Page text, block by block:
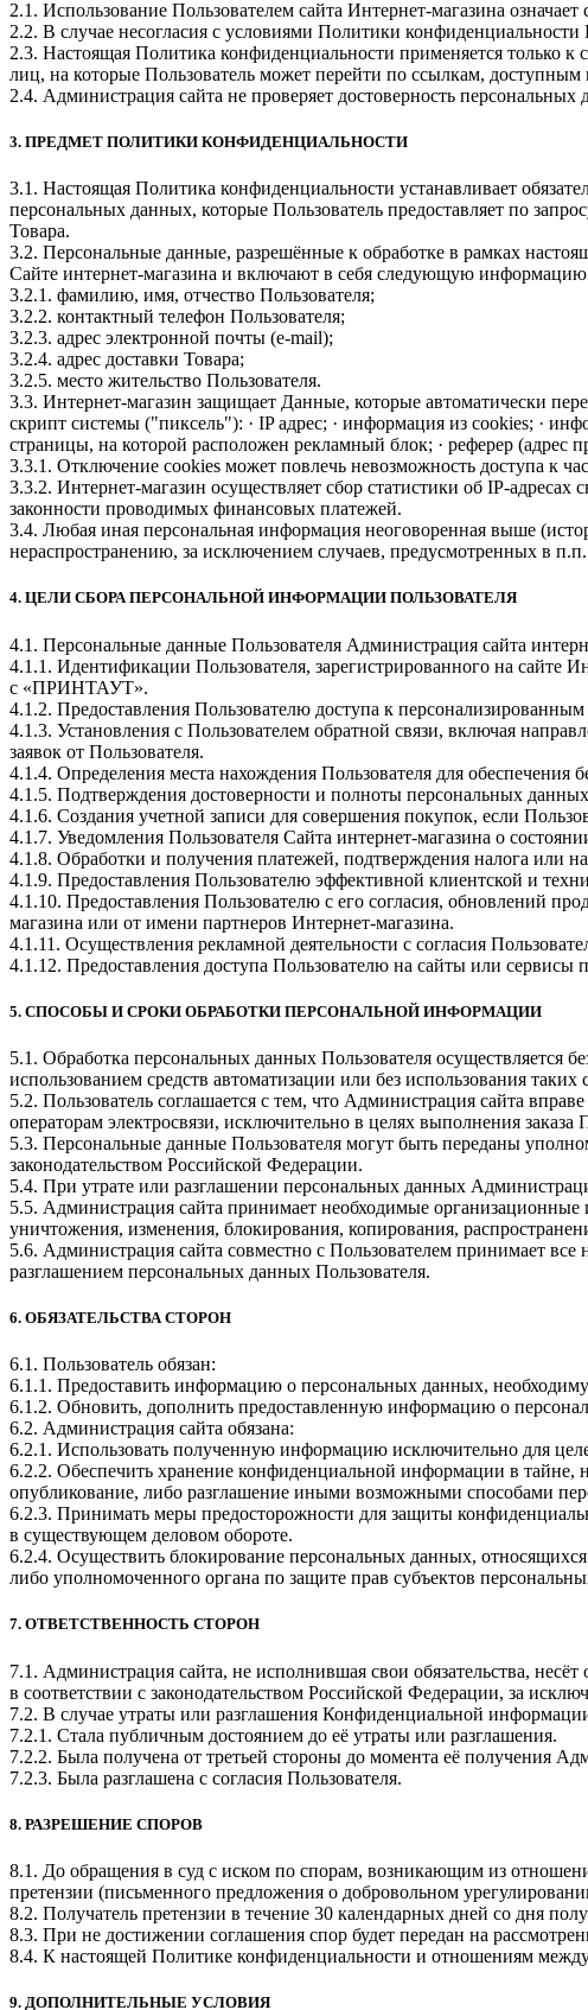
2.1. Использование Пользователем сайта Интернет-магазина
2.2. В случае несогласия с условиями Политики
2.3. Настоящая Политика конфиденциальности применяется только
лиц, на которые Пользователь может перейти по ссылкам, доступным
2.4. Администрация сайта не проверяет достоверность
3. ПРЕДМЕТ ПОЛИТИКИ КОНФИДЕНЦИАЛЬНОСТИ
3.1. Настоящая Политика конфиденциальности устанавливает
персональных данных, которые Пользователь предоставляет по
Товара.
3.2. Персональные данные, разрешённые к обработке в рамках
Сайте интернет-магазина и включают в себя следующую
3.2.1. фамилию, имя, отчество Пользователя;
3.2.2. контактный телефон Пользователя;
3.2.3. адрес электронной почты (e-mail);
3.2.4. адрес доставки Товара;
3.2.5. место жительство Пользователя.
3.3. Интернет-магазин защищает Данные, которые автоматически
скрипт системы ("пиксель"): · IP адрес; · информация из cookies; ·
страницы, на которой расположен рекламный блок; · реферер (адрес
3.3.1. Отключение cookies может повлечь невозможность доступа к
3.3.2. Интернет-магазин осуществляет сбор статистики об IP-
законности проводимых финансовых платежей.
3.4. Любая иная персональная информация неоговоренная выше
нераспространению, за исключением случаев, предусмотренных в
4. ЦЕЛИ СБОРА ПЕРСОНАЛЬНОЙ ИНФОРМАЦИИ ПОЛЬЗОВАТЕЛЯ
4.1. Персональные данные Пользователя Администрация сайта
4.1.1. Идентификации Пользователя, зарегистрированного на сайте
с «ПРИНТАУТ».
4.1.2. Предоставления Пользователю доступа к
4.1.3. Установления с Пользователем обратной связи, включая
заявок от Пользователя.
4.1.4. Определения места нахождения Пользователя для обеспечения
4.1.5. Подтверждения достоверности и полноты персональных
4.1.6. Создания учетной записи для совершения покупок, если
4.1.7. Уведомления Пользователя Сайта интернет-магазина о
4.1.8. Обработки и получения платежей, подтверждения налога или
4.1.9. Предоставления Пользователю эффективной клиентской и
4.1.10. Предоставления Пользователю с его согласия, обновлений
магазина или от имени партнеров Интернет-магазина.
4.1.11. Осуществления рекламной деятельности с согласия
4.1.12. Предоставления доступа Пользователю на сайты или
5. СПОСОБЫ И СРОКИ ОБРАБОТКИ ПЕРСОНАЛЬНОЙ ИНФОРМАЦИИ
5.1. Обработка персональных данных Пользователя
использованием средств автоматизации или без использования таких
5.2. Пользователь соглашается с тем, что Администрация сайта
операторам электросвязи, исключительно в целях выполнения
5.3. Персональные данные Пользователя могут быть переданы
законодательством Российской Федерации.
5.4. При утрате или разглашении персональных данных
5.5. Администрация сайта принимает необходимые
уничтожения, изменения, блокирования, копирования,
5.6. Администрация сайта совместно с Пользователем принимает
разглашением персональных данных Пользователя.
6. ОБЯЗАТЕЛЬСТВА СТОРОН
6.1. Пользователь обязан:
6.1.1. Предоставить информацию о персональных данных,
6.1.2. Обновить, дополнить предоставленную информацию о
6.2. Администрация сайта обязана:
6.2.1. Использовать полученную информацию исключительно для
6.2.2. Обеспечить хранение конфиденциальной информации в тайне,
опубликование, либо разглашение иными возможными способами
6.2.3. Принимать меры предосторожности для защиты
в существующем деловом обороте.
6.2.4. Осуществить блокирование персональных данных,
либо уполномоченного органа по защите прав субъектов
7. ОТВЕТСТВЕННОСТЬ СТОРОН
7.1. Администрация сайта, не исполнившая свои обязательства,
в соответствии с законодательством Российской Федерации, за
7.2. В случае утраты или разглашения Конфиденциальной
7.2.1. Стала публичным достоянием до её утраты или разглашения.
7.2.2. Была получена от третьей стороны до момента её получения
7.2.3. Была разглашена с согласия Пользователя.
8. РАЗРЕШЕНИЕ СПОРОВ
8.1. До обращения в суд с иском по спорам, возникающим из
претензии (письменного предложения о добровольном
8.2. Получатель претензии в течение 30 календарных дней со дня
8.3. При не достижении соглашения спор будет передан на
8.4. К настоящей Политике конфиденциальности и отношениям
9. ДОПОЛНИТЕЛЬНЫЕ УСЛОВИЯ